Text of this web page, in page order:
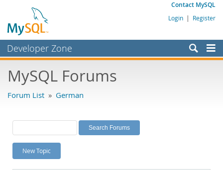
Contact MySQL
Login | Register
Developer Zone
Bugs
Labs
Planet MySQL
News and Events
MySQL Forums
Forum List » German
New Topic